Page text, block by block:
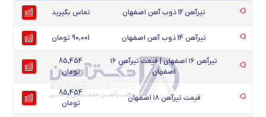
تیرآهن 12 ذوب آهن اصفهان تماس بگیرید
تیرآهن 14 ذوب آهن اصفهان 90,001 تومان
تیرآهن ۱۶ اصفهان | قیمت تیرآهن ۱۶
اصفهان
85,454
تومان
قیمت تیرآهن ۱۸ اصفهان
85,454
تومان